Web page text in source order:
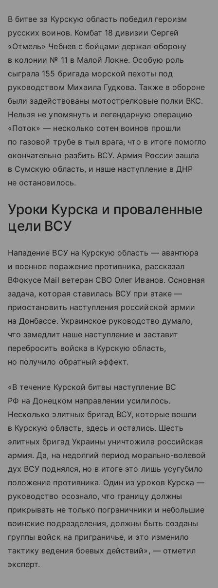
В битве за Курскую область победил героизм
русских воинов. Комбат 18 дивизии Сергей
«Отмель» Чебнев с бойцами держал оборону
в колонии № 11 в Малой Локне. Особую роль
сыграла 155 бригада морской пехоты под
руководством Михаила Гудкова. Также в обороне
были задействованы мотострелковые полки ВКС.
Нельзя не упомянуть и легендарную операцию
«Поток» — несколько сотен воинов прошли
по газовой трубе в тыл врага, что в итоге помогло
окончательно разбить ВСУ. Армия России зашла
в Сумскую область, и наше наступление в ДНР
не остановилось.
Уроки Курска и проваленные
цели ВСУ
Нападение ВСУ на Курскую область — авантюра
и военное поражение противника, рассказал
ВФокусе Mail ветеран СВО Олег Иванов. Основная
задача, которая ставилась ВСУ при атаке —
приостановить наступления российской армии
на Донбассе. Украинское руководство думало,
что замедлит наше наступление и заставит
перебросить войска в Курскую область,
но получило обратный эффект.
«В течение Курской битвы наступление ВС
РФ на Донецком направлении усилилось.
Несколько элитных бригад ВСУ, которые вошли
в Курскую область, здесь и остались. Шесть
элитных бригад Украины уничтожила российская
армия. Да, на недолгий период морально-волевой
дух ВСУ поднялся, но в итоге это лишь усугубило
положение противника. Один из уроков Курска —
руководство осознало, что границу должны
прикрывать не только пограничники и небольшие
воинские подразделения, должны быть созданы
группы войск на приграничье, и это изменило
тактику ведения боевых действий», — отметил
эксперт.